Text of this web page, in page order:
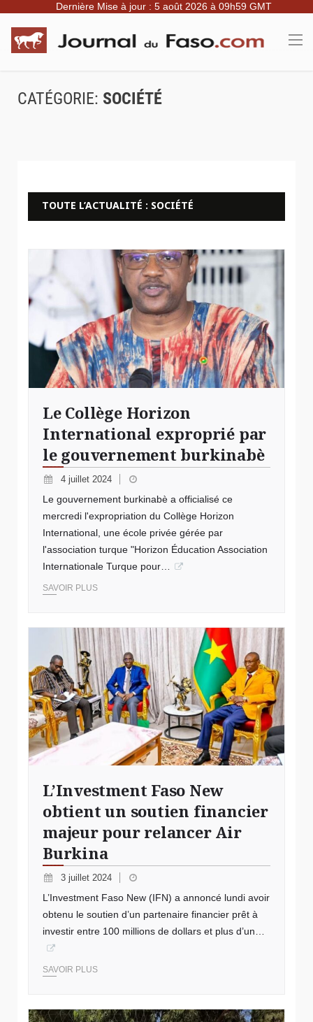
Dernière Mise à jour : 5 août 2026 à 09h59 GMT
CATÉGORIE: SOCIÉTÉ
TOUTE L’ACTUALITÉ : SOCIÉTÉ
Le Collège Horizon
International exproprié par
le gouvernement burkinabè
4 juillet 2024
Le gouvernement burkinabè a officialisé ce
mercredi l'expropriation du Collège Horizon
International, une école privée gérée par
l'association turque "Horizon Éducation Association
Internationale Turque pour…
SAVOIR PLUS
L’Investment Faso New
obtient un soutien financier
majeur pour relancer Air
Burkina
3 juillet 2024
L’Investment Faso New (IFN) a annoncé lundi avoir
obtenu le soutien d’un partenaire financier prêt à
investir entre 100 millions de dollars et plus d’un…
SAVOIR PLUS